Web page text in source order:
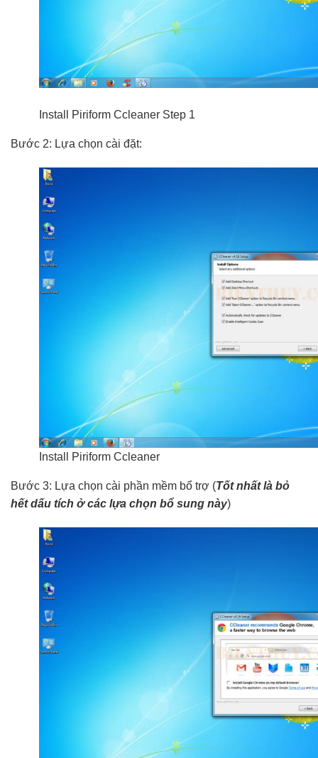
Install Piriform Ccleaner Step 1
Bước 2: Lựa chọn cài đặt:
Install Piriform Ccleaner
Bước 3: Lựa chọn cài phần mềm bổ trợ (Tốt nhất là bỏ
hết dấu tích ở các lựa chọn bổ sung này)